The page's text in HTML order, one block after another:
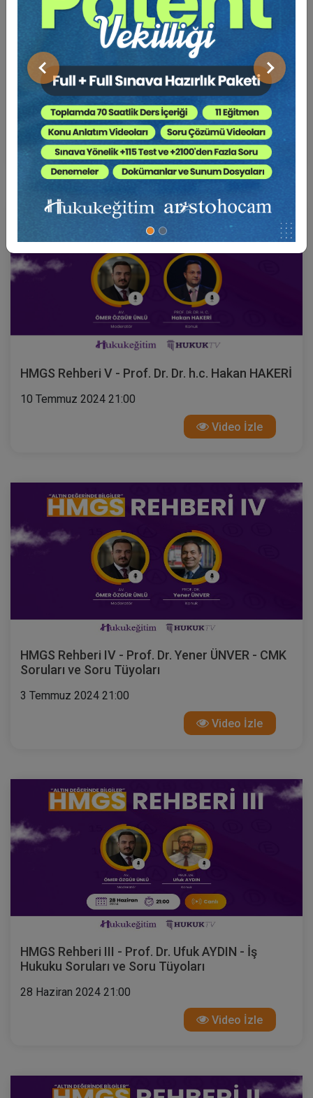
Önceki Sonraki
Başkana Soruyorum: İstanbul Barosu Başkan
Adayı Av. Hakan ÇATAK
4 Ekim 2024 19:30
Video İzle
HMGS Rehberi V - Prof. Dr. Dr. h.c. Hakan HAKERİ
10 Temmuz 2024 21:00
Video İzle
HMGS Rehberi IV - Prof. Dr. Yener ÜNVER - CMK
Soruları ve Soru Tüyoları
3 Temmuz 2024 21:00
Video İzle
HMGS Rehberi III - Prof. Dr. Ufuk AYDIN - İş
Hukuku Soruları ve Soru Tüyoları
28 Haziran 2024 21:00
Video İzle